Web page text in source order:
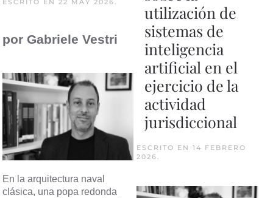
ESCRITO EN22 MAY 2026.
por Gabriele Vestri
En la arquitectura naval
clásica, una popa redonda
utilización de
sistemas de
inteligencia
artificial en el
ejercicio de la
actividad
jurisdiccional
ESCRITO EN 14 FEBRERO
2026.